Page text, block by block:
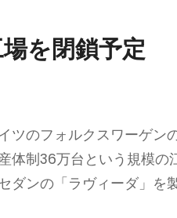
を閉鎖予定
ツのフォルクスワーゲン
体制36万台という規模
ダンの「ラヴィーダ」を